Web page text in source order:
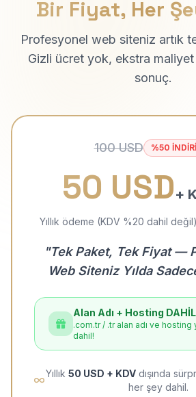
Bir Fiyat, Her
Profesyonel web siteniz artık
Gizli ücret yok, ekstra
sonuç.
100 USD %50
50 USD+
Yıllık ödeme (KDV %20 dahil değil)
"Tek Paket, Tek Fiyat —
Web Siteniz Yılda
Alan Adı + Hosting DAHİL
.com.tr / .tr alan adı ve hosting
dahil!
Yıllık 50 USD + KDV dışında
her şey dahil.